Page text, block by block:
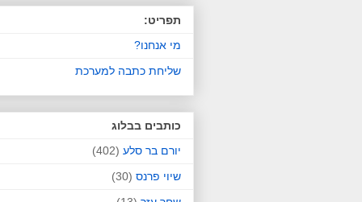
תפריט:
מי אנחנו?
שליחת כתבה למערכת
כותבים בבלוג
יורם בר סלע (402)
שיוי פרנס (30)